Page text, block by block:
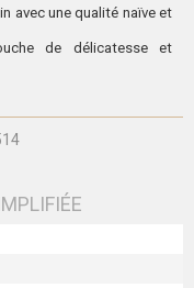
avec une qualité naïve et
de délicatesse et